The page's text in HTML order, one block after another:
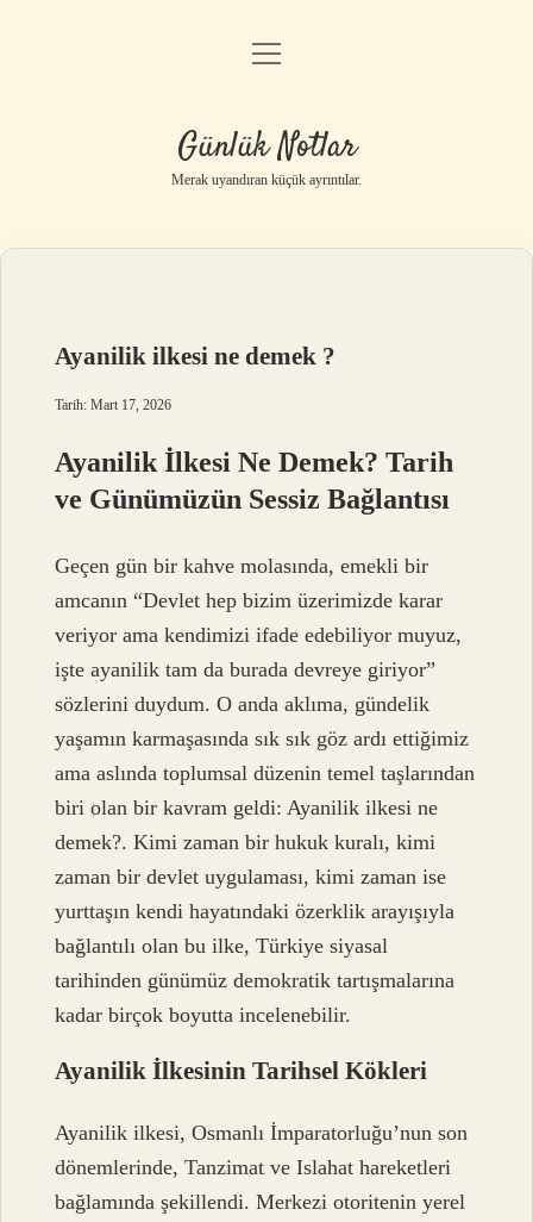
Anasayfa
Yasal Uyarı
menüyü
Günlük Notlar
Merak uyandıran küçük ayrıntılar.
Ayanilik ilkesi ne demek ?
Tarih: Mart 17, 2026
Ayanilik İlkesi Ne Demek? Tarih
ve Günümüzün Sessiz Bağlantısı
Geçen gün bir kahve molasında, emekli bir
amcanın “Devlet hep bizim üzerimizde karar
veriyor ama kendimizi ifade edebiliyor muyuz,
işte ayanilik tam da burada devreye giriyor”
sözlerini duydum. O anda aklıma, gündelik
yaşamın karmaşasında sık sık göz ardı ettiğimiz
ama aslında toplumsal düzenin temel taşlarından
biri olan bir kavram geldi:Ayanilik ilkesi ne
demek?. Kimi zaman bir hukuk kuralı, kimi
zaman bir devlet uygulaması, kimi zaman ise
yurttaşın kendi hayatındaki özerklik arayışıyla
bağlantılı olan bu ilke, Türkiye siyasal
tarihinden günümüz demokratik tartışmalarına
kadar birçok boyutta incelenebilir.
Ayanilik İlkesinin Tarihsel Kökleri
Ayanilik ilkesi, Osmanlı İmparatorluğu’nun son
dönemlerinde, Tanzimat ve Islahat hareketleri
bağlamında şekillendi. Merkezi otoritenin yerel